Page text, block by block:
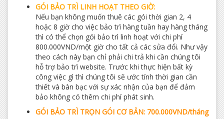
GÓI BẢO TRÌ LINH HOẠT THEO GIỜ:
Nếu bạn không muốn thuê các gói thời gian 2, 4
hoặc 8 giờ cho việc bảo trì hàng tuần hay hàng tháng
thì có thể chọn gói bảo trì linh hoạt với chi phí
800.000VND/một giờ cho tất cả các sửa đổi. Như vậy
theo cách này bạn chỉ phải chi trả khi cần chúng tôi
hỗ trợ bảo trì website. Trước khi thực hiện bất kỳ
công việc gì thì chúng tôi sẽ ước tính thời gian cần
thiết và bàn bạc với sự xác nhận của bạn để đảm
bảo không có thêm chi phí phát sinh.
GÓI BẢO TRÌ TRỌN GÓI CƠ BẢN: 700.000VND/tháng